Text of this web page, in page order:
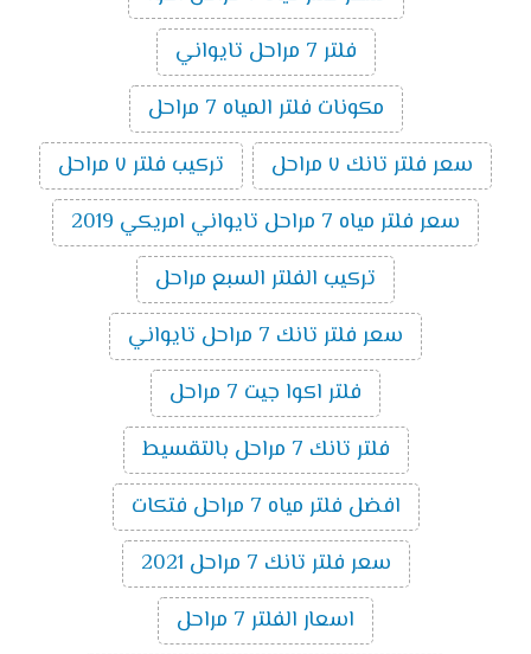
فلتر 7 مراحل تايواني
مكونات فلتر المياه 7 مراحل
سعر فلتر تانك ٧ مراحل
تركيب فلتر ٧ مراحل
سعر فلتر مياه 7 مراحل تايواني امريكي 2019
تركيب الفلتر السبع مراحل
سعر فلتر تانك 7 مراحل تايواني
فلتر اكوا جيت 7 مراحل
فلتر تانك 7 مراحل بالتقسيط
افضل فلتر مياه 7 مراحل فتكات
سعر فلتر تانك 7 مراحل 2021
اسعار الفلتر 7 مراحل